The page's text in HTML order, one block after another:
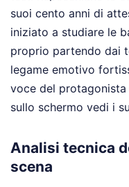
suoi cento anni di
iniziato a studiare le
proprio partendo dai
legame emotivo
voce del
sullo schermo vedi i
Analisi tecnica
scena